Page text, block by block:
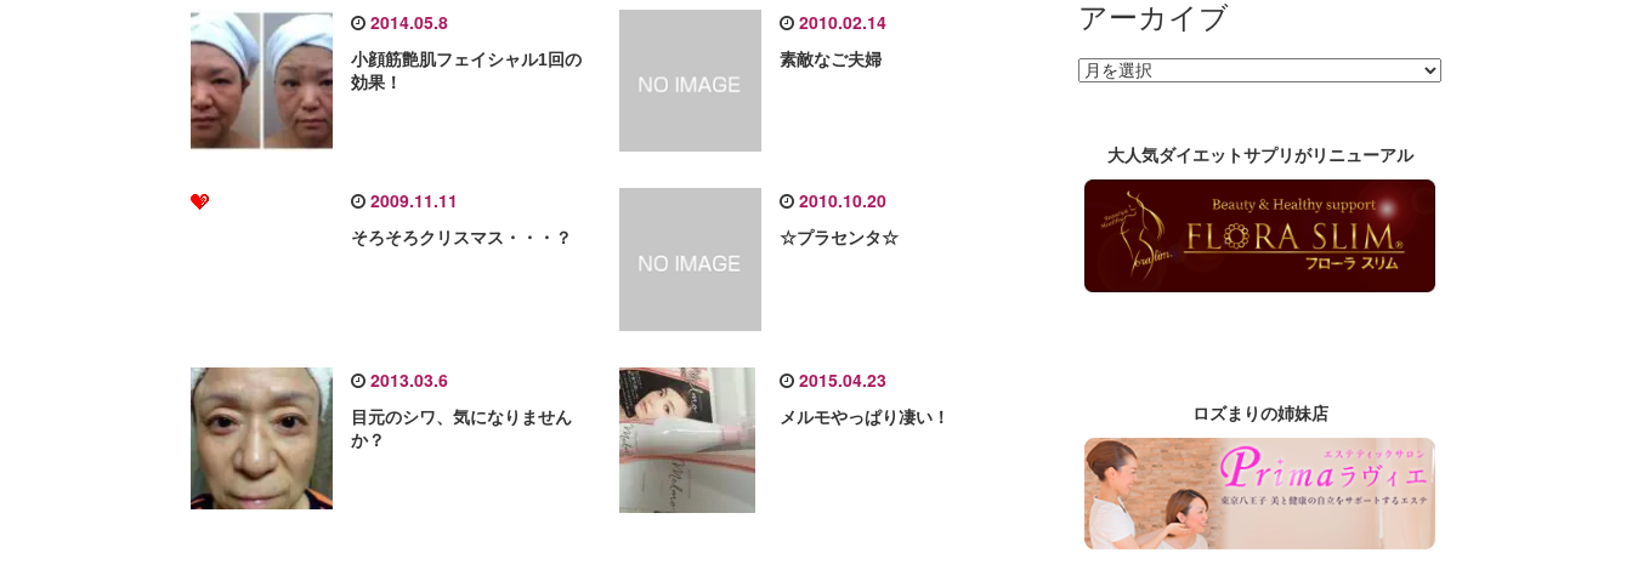
2014.05.8
小顔筋艶肌フェイシャル1回の
効果！
2010.02.14
素敵なご夫婦
2009.11.11
そろそろクリスマス・・・？
2010.10.20
☆プラセンタ☆
2013.03.6
目元のシワ、気になりません
か？
2015.04.23
メルモやっぱり凄い！
ー
アーカイブ
ア
大人気ダイエットサプリがリニューアル
ロズまりの姉妹店